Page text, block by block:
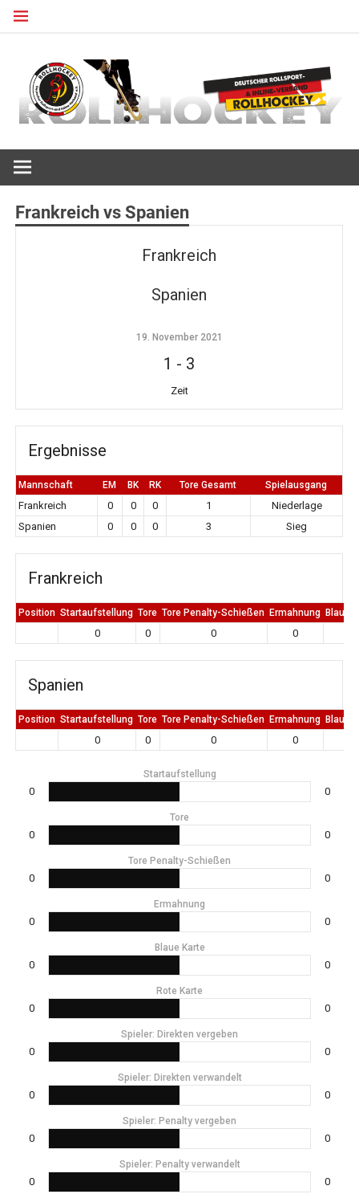
Zum
Frankreich vs Spanien
Frankreich
Spanien
19. November 2021
1 - 3
Zeit
Ergebnisse
Mannschaft EM BK RK Tore Gesamt Spielausgang
Frankreich 0 0 0 1
Niederlage
Spanien
0 0 0 3 Sieg
Frankreich
Position Startaufstellung Tore Tore Penalty-Schießen Ermahnung Blaue
0 0 0 0
Spanien
Position Startaufstellung Tore Tore Penalty-Schießen Ermahnung Blaue
0 0 0 0
Startaufstellung
0 0
Tore
0 0
Tore Penalty-Schießen
0 0
Ermahnung
0 0
Blaue Karte
0 0
Rote Karte
0 0
Spieler: Direkten vergeben
0 0
Spieler: Direkten verwandelt
0 0
Spieler: Penalty vergeben
0 0
Spieler: Penalty verwandelt
0 0